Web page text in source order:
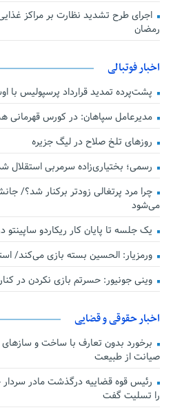
اجرای طرح تشدید نظارت بر مراکز
رمضان
اخبار فوتبالی
پشت‌پرده تمدید قرارداد پرسپولیس با
مدیرعامل سپاهان: در کورس قهرمانی
روزهای تلخ صلاح در لیگ جزیره
رسمی؛ بختیاری‌زاده سرمربی استقلال
چرا مرد پرتغالی زودتر برکنار شد؟/
می‌شود
یک جلسه تا پایان کار ریکاردو ساپینتو
ورمزیار: الحسین بسته بازی می‌کند/
وینی جونیور: حسرتم بازی نکردن در
اخبار حقوقی و قضایی
برخورد بدون تعارف با ساخت‌ و
صیانت از طبیعت
رئیس قوه قضاییه درگذشت مادر سردار
را تسلیت گفت